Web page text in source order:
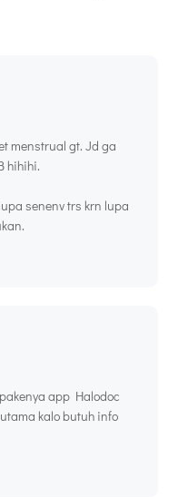
menstrual gt. Jd ga
hihihi.
senenv trs krn lupa
app Halodoc
kalo butuh info